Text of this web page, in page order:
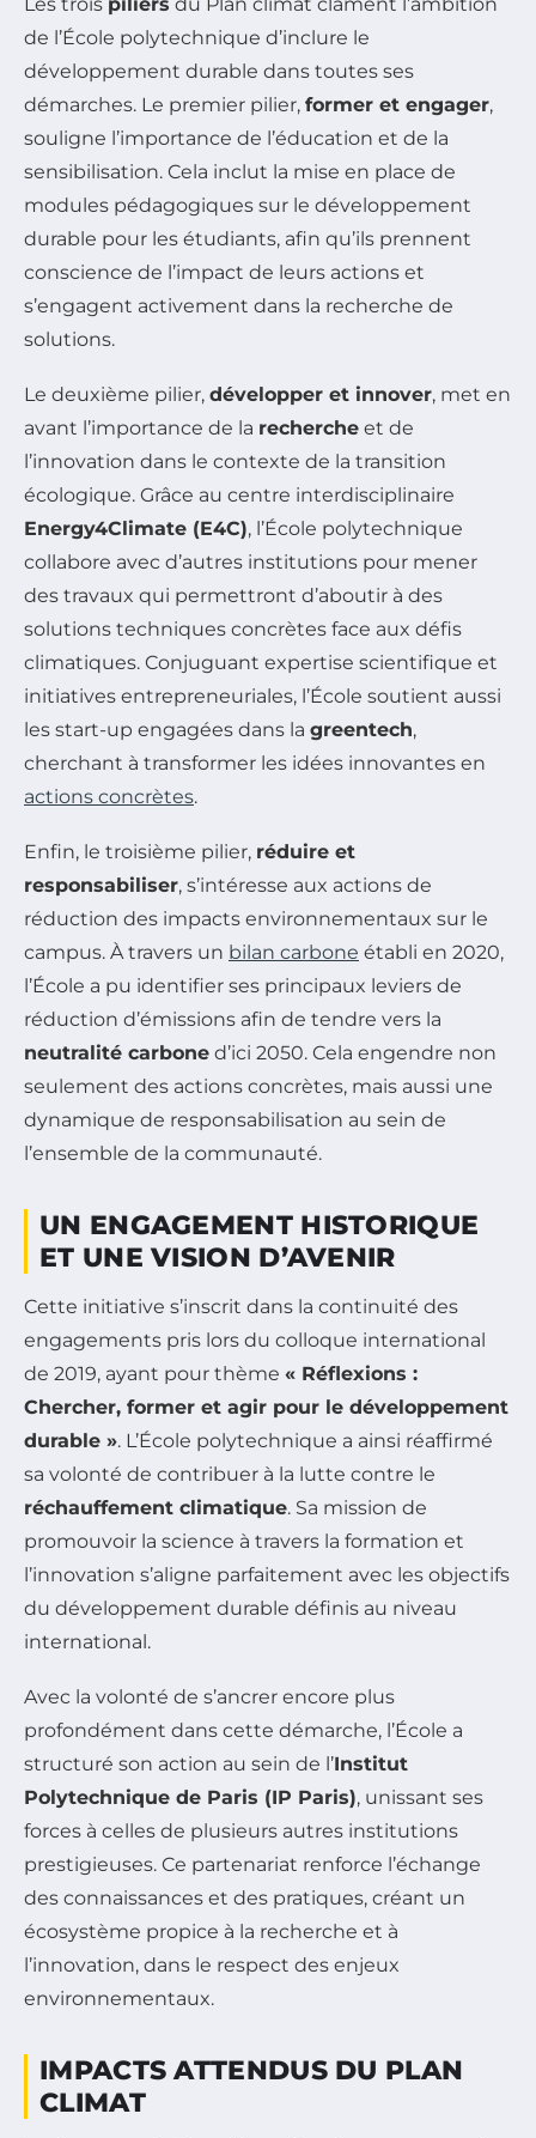
Les trois piliers du Plan climat clament l’ambition
de l’École polytechnique d’inclure le
développement durable dans toutes ses
démarches. Le premier pilier, former et engager,
souligne l’importance de l’éducation et de la
sensibilisation. Cela inclut la mise en place de
modules pédagogiques sur le développement
durable pour les étudiants, afin qu’ils prennent
conscience de l’impact de leurs actions et
s’engagent activement dans la recherche de
solutions.
Le deuxième pilier, développer et innover, met en
avant l’importance de la recherche et de
l’innovation dans le contexte de la transition
écologique. Grâce au centre interdisciplinaire
Energy4Climate (E4C), l’École polytechnique
collabore avec d’autres institutions pour mener
des travaux qui permettront d’aboutir à des
solutions techniques concrètes face aux défis
climatiques. Conjuguant expertise scientifique et
initiatives entrepreneuriales, l’École soutient aussi
les start-up engagées dans la greentech,
cherchant à transformer les idées innovantes en
actions concrètes.
Enfin, le troisième pilier, réduire et
responsabiliser, s’intéresse aux actions de
réduction des impacts environnementaux sur le
campus. À travers un bilan carbone établi en 2020,
l’École a pu identifier ses principaux leviers de
réduction d’émissions afin de tendre vers la
neutralité carbone d’ici 2050. Cela engendre non
seulement des actions concrètes, mais aussi une
dynamique de responsabilisation au sein de
l’ensemble de la communauté.
UN ENGAGEMENT HISTORIQUE
ET UNE VISION D’AVENIR
Cette initiative s’inscrit dans la continuité des
engagements pris lors du colloque international
de 2019, ayant pour thème « Réflexions :
Chercher, former et agir pour le développement
durable ». L’École polytechnique a ainsi réaffirmé
sa volonté de contribuer à la lutte contre le
réchauffement climatique. Sa mission de
promouvoir la science à travers la formation et
l’innovation s’aligne parfaitement avec les objectifs
du développement durable définis au niveau
international.
Avec la volonté de s’ancrer encore plus
profondément dans cette démarche, l’École a
structuré son action au sein de l’Institut
Polytechnique de Paris (IP Paris), unissant ses
forces à celles de plusieurs autres institutions
prestigieuses. Ce partenariat renforce l’échange
des connaissances et des pratiques, créant un
écosystème propice à la recherche et à
l’innovation, dans le respect des enjeux
environnementaux.
IMPACTS ATTENDUS DU PLAN
CLIMAT